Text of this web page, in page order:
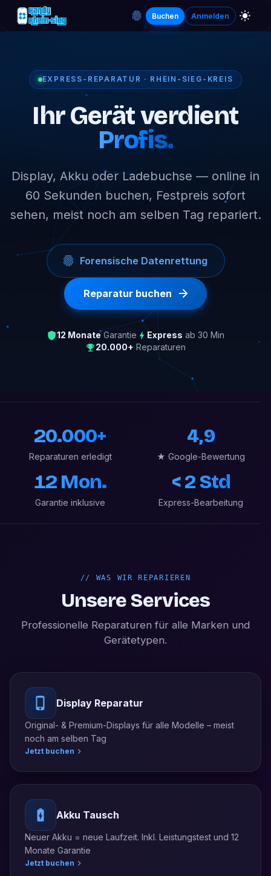
Buchen Anmelden
EXPRESS-REPARATUR · RHEIN-SIEG-KREIS
Ihr Gerät verdient
Profis.
Display, Akku oder Ladebuchse — online in
60 Sekunden buchen, Festpreis sofort
sehen, meist noch am selben Tag repariert.
Forensische Datenrettung
Reparatur buchen
12 Monate Garantie Express ab 30 Min
20.000+ Reparaturen
20.000+
Reparaturen erledigt
4,9
★ Google-Bewertung
12 Mon.
Garantie inklusive
< 2 Std
Express-Bearbeitung
// WAS WIR REPARIEREN
Unsere Services
Professionelle Reparaturen für alle Marken und
Gerätetypen.
Display Reparatur
Original- & Premium-Displays für alle Modelle – meist
noch am selben Tag
Jetzt buchen
Akku Tausch
Neuer Akku = neue Laufzeit. Inkl. Leistungstest und 12
Monate Garantie
Jetzt buchen